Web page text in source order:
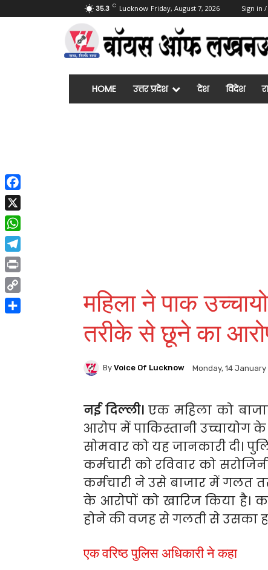
35.3 C Lucknow Friday, August 7, 2026 Sign in /
HOME उत्तर प्रदेश देश विदेश
महिला ने पाक
तरीके से छूने का
By Voice Of Lucknow Monday, 14 January
नई दिल्ली।एक महिला को
आरोप में पाकिस्तानी उच्चायोग
सोमवार को यह जानकारी दी।
कर्मचारी को रविवार को
कर्मचारी ने उसे बाजार में गलत
के आरोपों को खारिज किया है।
होने की वजह से गलती से उसका
एक वरिष्ठ पुलिस अधिकारी ने कहा
Facebook
X
WhatsApp
Telegram
Print
Copy
Link